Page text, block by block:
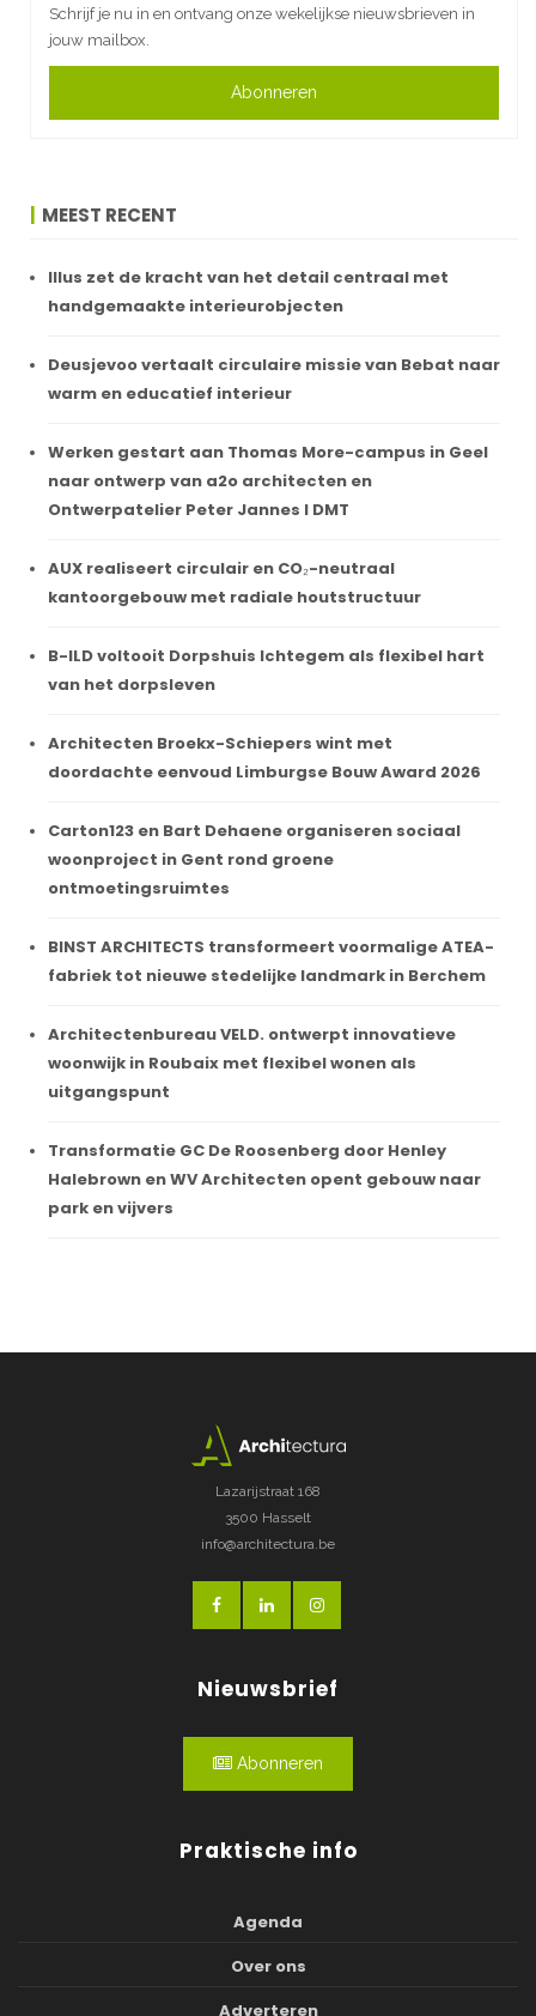
Schrijf je nu in en ontvang onze wekelijkse nieuwsbrieven in
jouw mailbox.
Abonneren
MEEST RECENT
Illus zet de kracht van het detail centraal met
handgemaakte interieurobjecten
Deusjevoo vertaalt circulaire missie van Bebat naar
warm en educatief interieur
Werken gestart aan Thomas More-campus in Geel
naar ontwerp van a2o architecten en
Ontwerpatelier Peter Jannes I DMT
AUX realiseert circulair en CO₂-neutraal
kantoorgebouw met radiale houtstructuur
B-ILD voltooit Dorpshuis Ichtegem als flexibel hart
van het dorpsleven
Architecten Broekx-Schiepers wint met
doordachte eenvoud Limburgse Bouw Award 2026
Carton123 en Bart Dehaene organiseren sociaal
woonproject in Gent rond groene
ontmoetingsruimtes
BINST ARCHITECTS transformeert voormalige ATEA-
fabriek tot nieuwe stedelijke landmark in Berchem
Architectenbureau VELD. ontwerpt innovatieve
woonwijk in Roubaix met flexibel wonen als
uitgangspunt
Transformatie GC De Roosenberg door Henley
Halebrown en WV Architecten opent gebouw naar
park en vijvers
Lazarijstraat 168
3500 Hasselt
info@architectura.be
Nieuwsbrief
Abonneren
Praktische info
Agenda
Over ons
Adverteren